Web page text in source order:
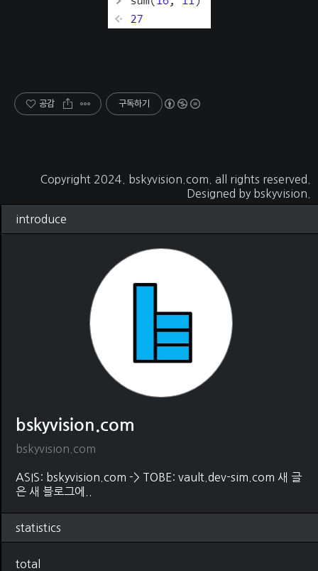
공감 구독하기
Copyright 2024. bskyvision.com . all rights reserved.
Designed by bskyvision.
introduce
bskyvision.com
bskyvision.com
ASIS: bskyvision.com -> TOBE: vault.dev-sim.com 새 글
은 새 블로그에..
statistics
total